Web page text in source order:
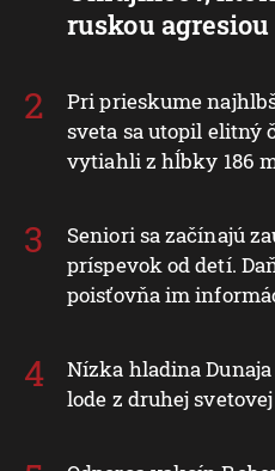
ruskou agresiou
Pri prieskume
sveta sa utopil elitný
vytiahli z hĺbky 186
Seniori sa začínajú
príspevok od detí.
poisťovňa im
Nízka hladina
lode z druhej